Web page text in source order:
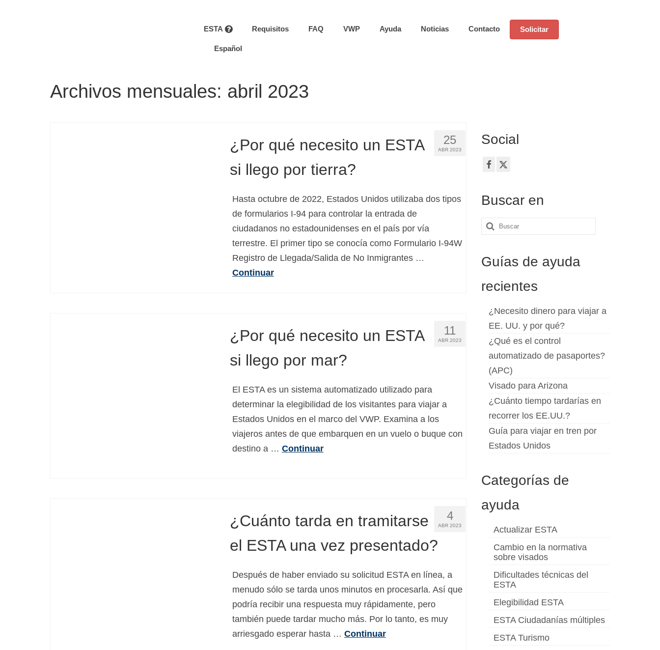
ESTA Requisitos FAQ VWP Ayuda Noticias Contacto Solicitar
Español
Archivos mensuales: abril 2023
25
ABR 2023
¿Por qué necesito un ESTA
si llego por tierra?
Hasta octubre de 2022, Estados Unidos utilizaba dos tipos
de formularios I-94 para controlar la entrada de
ciudadanos no estadounidenses en el país por vía
terrestre. El primer tipo se conocía como Formulario I-94W
Registro de Llegada/Salida de No Inmigrantes …
Continuar
11
ABR 2023
¿Por qué necesito un ESTA
si llego por mar?
El ESTA es un sistema automatizado utilizado para
determinar la elegibilidad de los visitantes para viajar a
Estados Unidos en el marco del VWP. Examina a los
viajeros antes de que embarquen en un vuelo o buque con
destino a … Continuar
4
ABR 2023
¿Cuánto tarda en tramitarse
el ESTA una vez presentado?
Después de haber enviado su solicitud ESTA en línea, a
menudo sólo se tarda unos minutos en procesarla. Así que
podría recibir una respuesta muy rápidamente, pero
también puede tardar mucho más. Por lo tanto, es muy
arriesgado esperar hasta … Continuar
Social
Buscar en
Buscar
Guías de ayuda
recientes
¿Necesito dinero para viajar a
EE. UU. y por qué?
¿Qué es el control
automatizado de pasaportes?
(APC)
Visado para Arizona
¿Cuánto tiempo tardarías en
recorrer los EE.UU.?
Guía para viajar en tren por
Estados Unidos
Categorías de
ayuda
Actualizar ESTA
Cambio en la normativa
sobre visados
Dificultades técnicas del
ESTA
Elegibilidad ESTA
ESTA Ciudadanías múltiples
ESTA Turismo